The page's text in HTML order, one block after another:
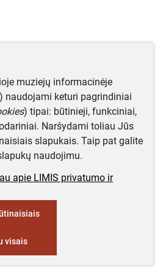
muziejų informacinėje
naudojami keturi pagrindiniai
) tipai: būtinieji, funkciniai,
Naršydami toliau Jūs
slapukais. Taip pat galite
naudojimu.
apie LIMIS privatumo ir
visais